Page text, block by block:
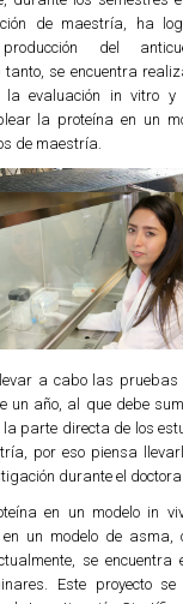
de maestría, ha
del
tanto, se encuentra
la evaluación in vitro y
la proteína en un
de maestría.
a cabo las pruebas
un año, al que debe
parte directa de los
por eso piensa
durante el
en un modelo in
un modelo de asma,
se encuentra
Este proyecto se